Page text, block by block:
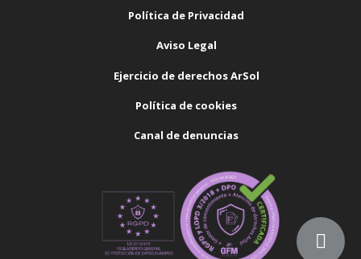
Política de Privacidad
Aviso Legal
Ejercicio de derechos ArSol
Política de cookies
Canal de denuncias